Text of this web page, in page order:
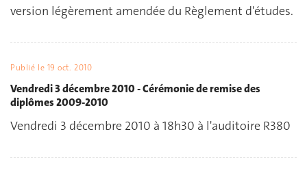
version légèrement amendée du Règlement d'études.
Publié le 19 oct. 2010
Vendredi 3 décembre 2010 - Cérémonie de remise des
diplômes 2009-2010
Vendredi 3 décembre 2010 à 18h30 à l'auditoire R380